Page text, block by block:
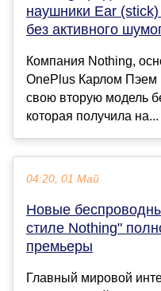
наушники Ear
без активного
Компания Nothing,
OnePlus Карлом Пэем
свою вторую модель
которая получила на...
04:20, 01 Май
Новые
стиле Nothing"
премьеры
Главный мировой